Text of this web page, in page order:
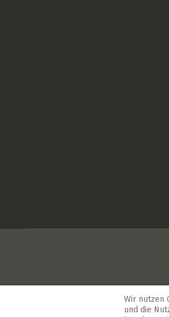
Wenn Sie auf der Suche nach
wird im Heuboden
Wir nutzen
und die